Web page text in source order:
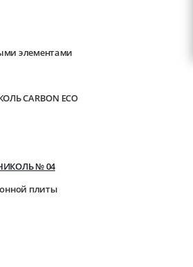
элементами
CARBON ECO
№ 04
плиты